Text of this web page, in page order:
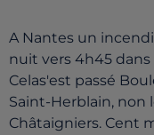
A Nantes un
nuit vers 4h45
Celas'est passé
Saint-Herblain,
Châtaigniers. Cent